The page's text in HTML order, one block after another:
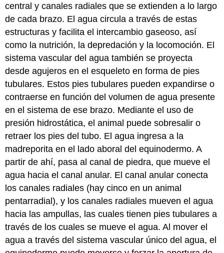
central y canales radiales que se extienden a lo largo
de cada brazo. El agua circula a través de estas
estructuras y facilita el intercambio gaseoso, así
como la nutrición, la depredación y la locomoción. El
sistema vascular del agua también se proyecta
desde agujeros en el esqueleto en forma de pies
tubulares. Estos pies tubulares pueden expandirse o
contraerse en función del volumen de agua presente
en el sistema de ese brazo. Mediante el uso de
presión hidrostática, el animal puede sobresalir o
retraer los pies del tubo. El agua ingresa a la
madreporita en el lado aboral del equinodermo. A
partir de ahí, pasa al canal de piedra, que mueve el
agua hacia el canal anular. El canal anular conecta
los canales radiales (hay cinco en un animal
pentarradial), y los canales radiales mueven el agua
hacia las ampullas, las cuales tienen pies tubulares a
través de los cuales se mueve el agua. Al mover el
agua a través del sistema vascular único del agua, el